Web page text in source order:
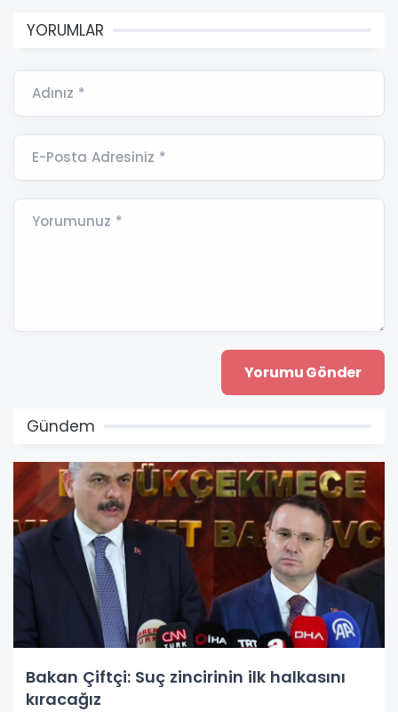
YORUMLAR
Adınız *
E-Posta Adresiniz *
Yorumunuz *
Gündem
Bakan Çiftçi: Suç zincirinin ilk halkasını
kıracağız